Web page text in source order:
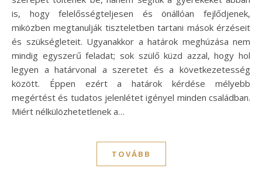
is, hogy felelősségteljesen és önállóan fejlődjenek,
miközben megtanulják tiszteletben tartani mások érzéseit
és szükségleteit. Ugyanakkor a határok meghúzása nem
mindig egyszerű feladat; sok szülő küzd azzal, hogy hol
legyen a határvonal a szeretet és a következetesség
között. Éppen ezért a határok kérdése mélyebb
megértést és tudatos jelenlétet igényel minden családban.
Miért nélkülözhetetlenek a…
TOVÁBB